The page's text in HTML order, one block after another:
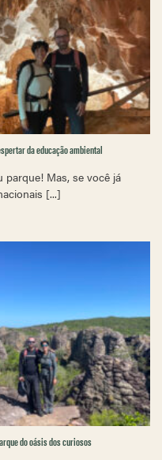
da educação ambiental
parque! Mas, se você já
[...]
do oásis dos curiosos